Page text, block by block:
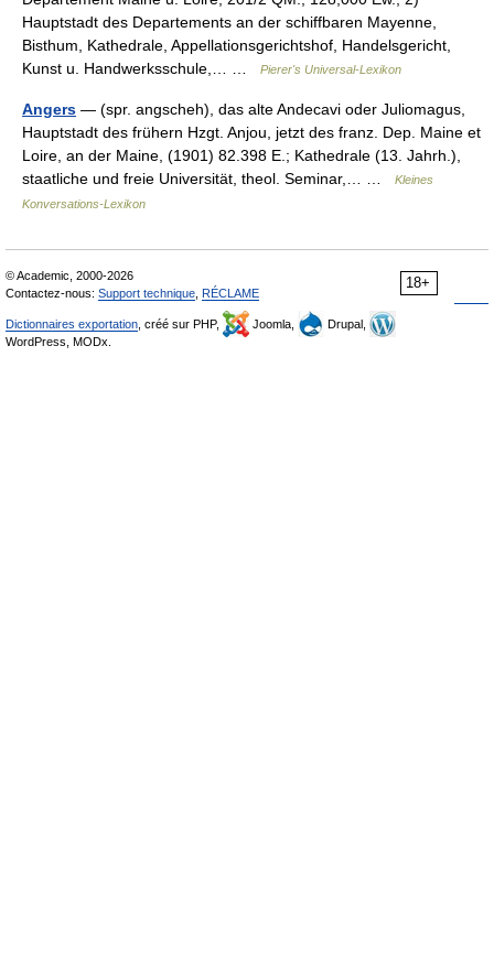
Hauptstadt des Departements an der schiffbaren Mayenne,
Bisthum, Kathedrale, Appellationsgerichtshof, Handelsgericht,
Kunst u. Handwerksschule,… …
Pierer's Universal-Lexikon
Angers — (spr. angscheh), das alte Andecavi oder Juliomagus,
Hauptstadt des frühern Hzgt. Anjou, jetzt des franz. Dep. Maine et
Loire, an der Maine, (1901) 82.398 E.; Kathedrale (13. Jahrh.),
staatliche und freie Universität, theol. Seminar,… …
Kleines
Konversations-Lexikon
18+
© Academic, 2000-2026
Contactez-nous: Support technique RÉCLAME
Dictionnaires exportation , créé sur PHP, Joomla,
Drupal,
WordPress, MODx.